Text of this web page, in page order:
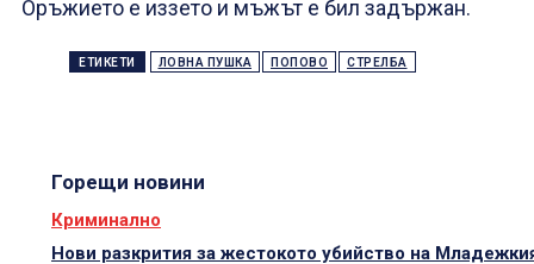
Оръжието е иззето и мъжът е бил задържан.
ЕТИКЕТИ ЛОВНА ПУШКА ПОПОВО СТРЕЛБА
Горещи новини
Криминално
Нови разкрития за жестокото убийство на